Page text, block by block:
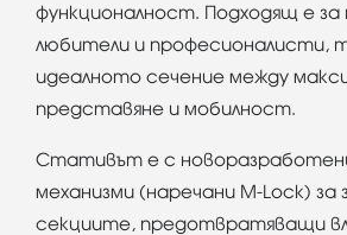
функционалност. Подходящ е за
любители и професионалисти,
идеалното сечение между
представяне и мобилност.
Стативът е с
механизми (наречани M-Lock) за
секциите, предотвратяващи